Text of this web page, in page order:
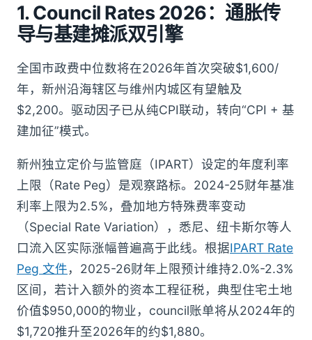
1. Council Rates 2026：通胀传
导与基建摊派双引擎
全国市政费中位数将在2026年首次突破$1,600/
年，新州沿海辖区与维州内城区有望触及
$2,200。驱动因子已从纯CPI联动，转向“CPI + 基
建加征”模式。
新州独立定价与监管庭（IPART）设定的年度利率
上限（Rate Peg）是观察路标。2024-25财年基准
利率上限为2.5%，叠加地方特殊费率变动
（Special Rate Variation），悉尼、纽卡斯尔等人
口流入区实际涨幅普遍高于此线。根据IPART Rate
Peg 文件，2025-26财年上限预计维持2.0%-2.3%
区间，若计入额外的资本工程征税，典型住宅土地
价值$950,000的物业，council账单将从2024年的
$1,720推升至2026年的约$1,880。